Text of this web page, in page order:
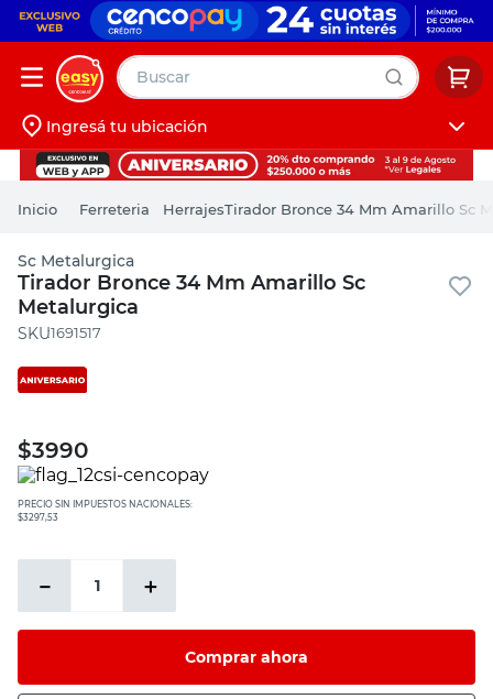
Buscar
Iniciá sesión
Ingresá tu ubicación
Ferreteria HerrajesTirador Bronce 34 Mm Amarillo Sc
Sc Metalurgica
Tirador Bronce 34 Mm Amarillo Sc
Metalurgica
:1691517
$3990
PRECIO SIN IMPUESTOS NACIONALES:
$3297,53
＋
－
Comprar ahora
muebles
pintura
escritorio
puertas
placard